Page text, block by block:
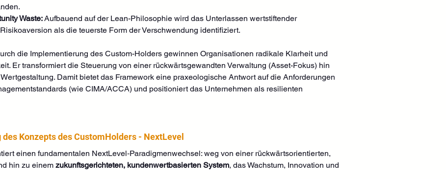
Waste: Aufbauend auf der Lean-Philosophie wird das Unterlassen wertstiftender
als die teuerste Form der Verschwendung identifiziert.
die Implementierung des Custom-Holders gewinnen Organisationen radikale Klarheit und
Er transformiert die Steuerung von einer rückwärtsgewandten Verwaltung (Asset-Fokus) hin
Damit bietet das Framework eine praxeologische Antwort auf die Anforderungen
(wie CIMA/ACCA) und positioniert das Unternehmen als resilienten
Konzepts des CustomHolders - NextLevel
einen fundamentalen NextLevel‑Paradigmenwechsel: weg von einer rückwärtsorientierten,
hin zu einem zukunftsgerichteten, kundenwertbasierten System, das Wachstum, Innovation und